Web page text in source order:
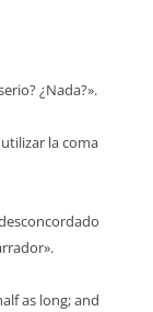
¿Nada?».
la coma
as long; and